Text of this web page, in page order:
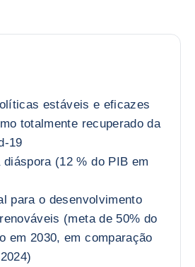
estáveis e eficazes
totalmente recuperado da
19
diáspora (12 % do PIB em
para o desenvolvimento
(meta de 50% do
em 2030, em comparação